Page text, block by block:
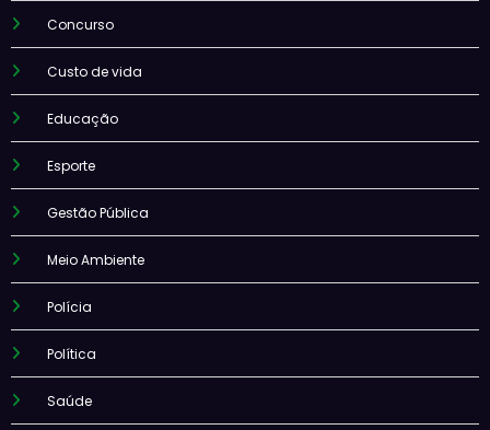
Concurso
Custo de vida
Educação
Esporte
Gestão Pública
Meio Ambiente
Polícia
Política
Saúde